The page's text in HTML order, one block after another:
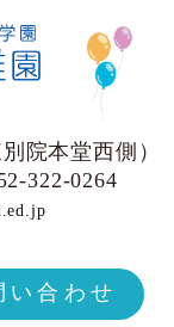
院本堂西側）
322-0264
い合わせ